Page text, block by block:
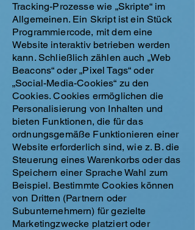
Tracking-Prozesse wie „Skripte“ im
Allgemeinen. Ein Skript ist ein Stück
Programmiercode, mit dem eine
Website interaktiv betrieben werden
kann. Schließlich zählen auch „Web
Beacons“ oder „Pixel Tags“ oder
„Social-Media-Cookies“ zu den
Cookies. Cookies ermöglichen die
Personalisierung von Inhalten und
bieten Funktionen, die für das
ordnungsgemäße Funktionieren einer
Website erforderlich sind, wie z. B. die
Steuerung eines Warenkorbs oder das
Speichern einer Sprache Wahl zum
Beispiel. Bestimmte Cookies können
von Dritten (Partnern oder
Subunternehmern) für gezielte
Marketingzwecke platziert oder